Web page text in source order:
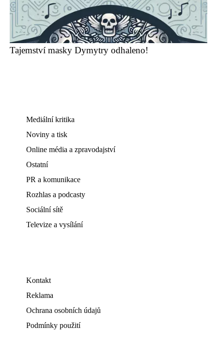
Tajemství masky Dymytry odhaleno!
Mediální kritika
Noviny a tisk
Online média a zpravodajství
Ostatní
PR a komunikace
Rozhlas a podcasty
Sociální sítě
Televize a vysílání
Kontakt
Reklama
Ochrana osobních údajů
Podmínky použití